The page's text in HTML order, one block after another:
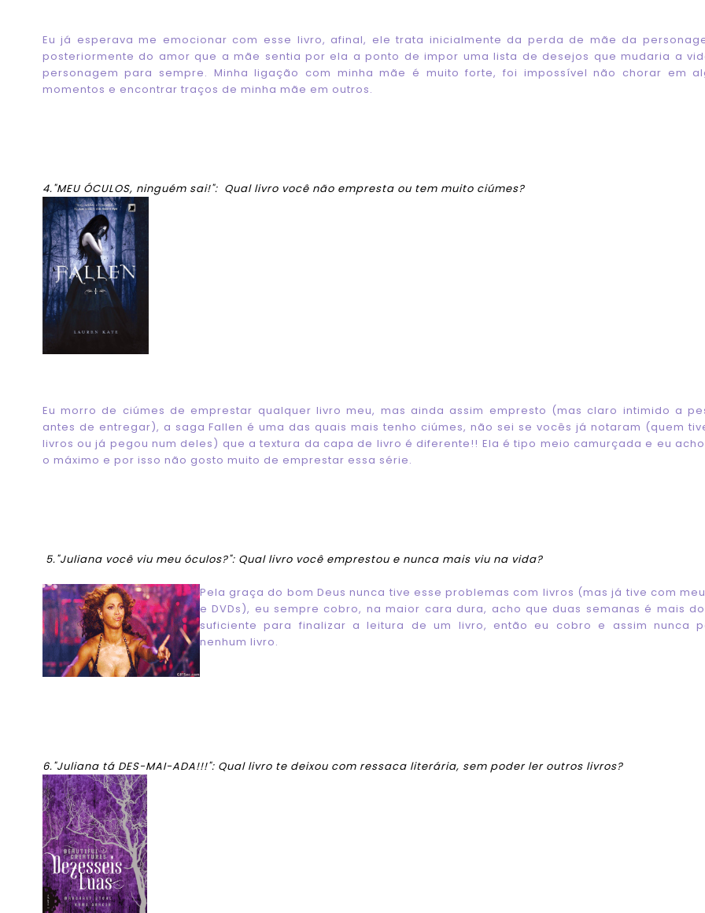
Eu já esperava me emocionar com esse livro, afinal, ele trata inicialmente da perda de mãe da
posteriormente do amor que a mãe sentia por ela a ponto de impor uma lista de desejos que mudaria a
personagem para sempre. Minha ligação com minha mãe é muito forte, foi impossível não chorar em
momentos e encontrar traços de minha mãe em outros.
4."MEU ÓCULOS, ninguém sai!": Qual livro você não empresta ou tem muito ciúmes?
Eu morro de ciúmes de emprestar qualquer livro meu, mas ainda assim empresto (mas claro intimido a
antes de entregar), a saga Fallen é uma das quais mais tenho ciúmes, não sei se vocês já notaram (quem
livros ou já pegou num deles) que a textura da capa de livro é diferente!! Ela é tipo meio camurçada e eu
o máximo e por isso não gosto muito de emprestar essa série.
5."Juliana você viu meu óculos?": Qual livro você emprestou e nunca mais viu na vida?
Pela graça do bom Deus nunca tive esse problemas com livros (mas já tive com meu
e DVDs), eu sempre cobro, na maior cara dura, acho que duas semanas é mais
suficiente para finalizar a leitura de um livro, então eu cobro e assim nunca
nenhum livro.
6."Juliana tá DES-MAI-ADA!!!": Qual livro te deixou com ressaca literária, sem poder ler outros livros?